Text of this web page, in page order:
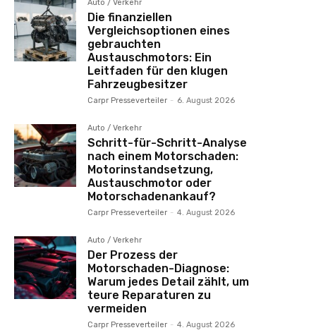
Auto / Verkehr
Die finanziellen
Vergleichsoptionen eines
gebrauchten
Austauschmotors: Ein
Leitfaden für den klugen
Fahrzeugbesitzer
Carpr Presseverteiler - 6. August 2026
Auto / Verkehr
Schritt-für-Schritt-Analyse
nach einem Motorschaden:
Motorinstandsetzung,
Austauschmotor oder
Motorschadenankauf?
Carpr Presseverteiler - 4. August 2026
Auto / Verkehr
Der Prozess der
Motorschaden-Diagnose:
Warum jedes Detail zählt, um
teure Reparaturen zu
vermeiden
Carpr Presseverteiler - 4. August 2026